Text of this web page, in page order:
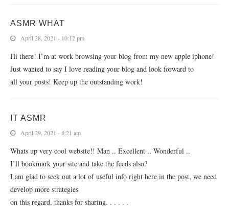
ASMR WHAT
April 28, 2021 - 10:12 pm
Hi there! I’m at work browsing your blog from my new apple iphone!
Just wanted to say I love reading your blog and look forward to
all your posts! Keep up the outstanding work!
IT ASMR
April 29, 2021 - 8:21 am
Whats up very cool website!! Man .. Excellent .. Wonderful ..
I’ll bookmark your site and take the feeds also?
I am glad to seek out a lot of useful info right here in the post, we need
develop more strategies
on this regard, thanks for sharing. . . . . .